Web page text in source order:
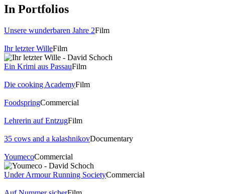
In Portfolios
Unsere wunderbaren Jahre 2Film
Ihr letzter WilleFilm
Ein Krimi aus PassauFilm
Die cooking AcademyFilm
FoodspringCommercial
Lehrerin auf EntzugFilm
35 cows and a kalashnikovDocumentary
YoumecoCommercial
Under Armour Running SocietyCommercial